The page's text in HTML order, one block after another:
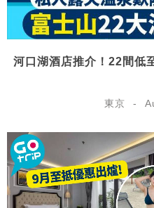
河口湖酒店推介！22間低
東京